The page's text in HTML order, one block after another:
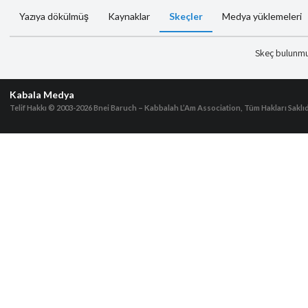
Yazıya dökülmüş Kaynaklar Skeçler Medya yüklemeleri
Skeç
Kabala Medya
Telif Hakkı © 2003-2026Bnei Baruch – Kabbalah L’Am Association, Tüm Hakları